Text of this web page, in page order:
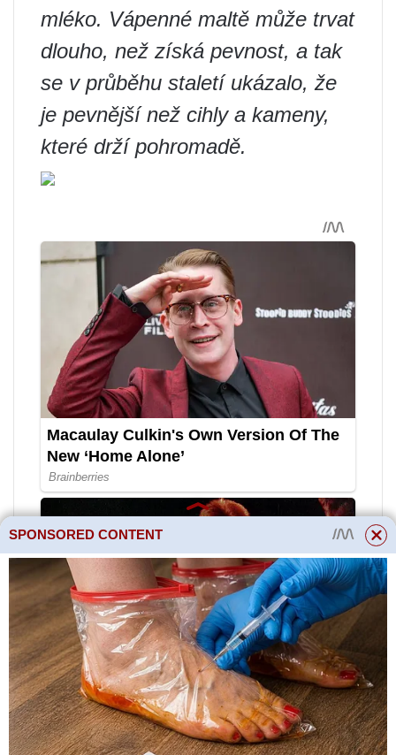
mléko. Vápenné maltě může trvat
dlouho, než získá pevnost, a tak
se v průběhu staletí ukázalo, že
je pevnější než cihly a kameny,
které drží pohromadě.
SPONSORED CONTENT